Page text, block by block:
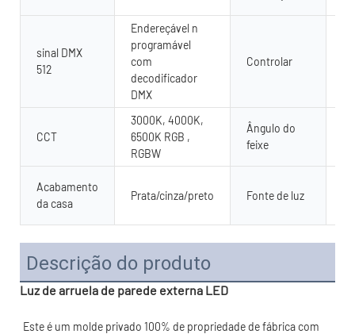
sinal DMX
512
Endereçável n
programável
com
decodificador
DMX
Controlar
CCT
3000K, 4000K,
6500K RGB ,
RGBW
Ângulo do
feixe
Acabamento
da casa
Prata/cinza/preto Fonte de luz
Descrição do produto
Luz de arruela de parede externa LED
Este é um molde privado 100% de propriedade de fábrica com